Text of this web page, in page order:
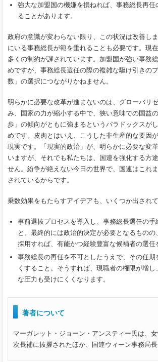
強大な加盟国の機嫌を損ねれば、事務総長再任
ることがあります。
政府の意識が変わらない限り、この状況は改善し
にいる事務総長が範を垂れることも必要です。現
多くの制約が課されています。加盟国が強い事務
めですが、事務総長選任の際の複雑な駆け引きの
数」の選択につながりかねません。
明らかに必要な改革が進まないのは、グローバリ
み、国家の力が縮小する中で、狭い意味での国益
歩」の傾向がともに強まるというパラドックスが
めです。皮肉とはいえ、こうした非生産的な要因
現実です。「現実的政治」が、明らかに必要な変
いますが、それでも私たちは、国連を強化する方
せん。紛争が絶えない今日の世界で、国連はこれ
されているからです。
乗数効果をもたらすアイデアも、いくつか出されて
事前選抜プロセスを導入し、事務総長選任の手
と。最終的には政治的決定が必要となるものの
採用すれば、有能かつ経験豊富な候補者の選任
事務総長の再任を不可としたうえで、その任期
くすること。そうすれば、現職者の権限が増し
な圧力も受けにくくなります。
著者について
マーガレット・ジョーン・アンスティー氏は、
次長補に抜擢されたほか、国連ウィーン事務局長